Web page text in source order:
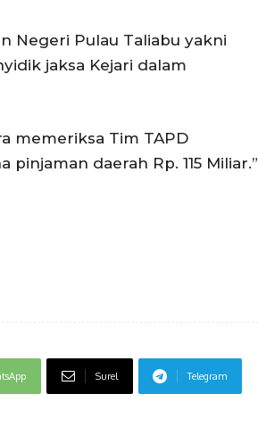
Negeri Pulau Taliabu yakni
jaksa Kejari dalam
memeriksa Tim TAPD
daerah Rp. 115 Miliar.”
Surel Telegram